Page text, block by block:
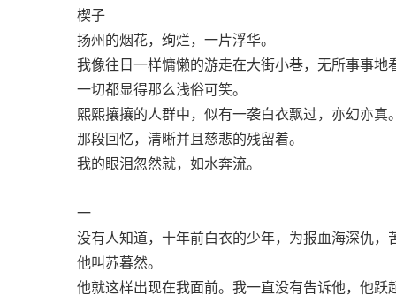
楔子
扬州的烟花，绚烂，一片浮华。
我像往日一样慵懒的游走在大街小巷，无所事事地
一切都显得那么浅俗可笑。
熙熙攘攘的人群中，似有一袭白衣飘过，亦幻亦真。
那段回忆，清晰并且慈悲的残留着。
我的眼泪忽然就，如水奔流。
一
没有人知道，十年前白衣的少年，为报血海深仇，
他叫苏暮然。
他就这样出现在我面前。我一直没有告诉他，他跃